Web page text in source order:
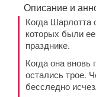
Описание и
Когда Шарлотта
которых были
празднике.
Когда она вновь
остались трое.
бесследно